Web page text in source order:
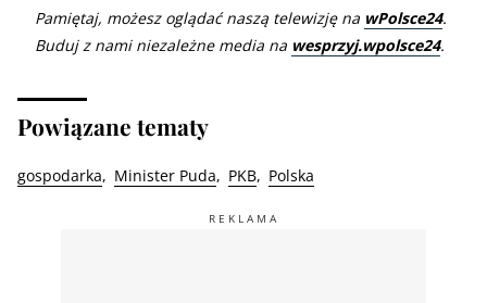
Pamiętaj, możesz oglądać naszą telewizję na wPolsce24.
Buduj z nami niezależne media na wesprzyj.wpolsce24.
Powiązane tematy
gospodarka Minister Puda PKB Polska